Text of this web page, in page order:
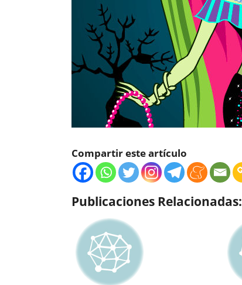
Compartir este artículo
Publicaciones Relacionadas: